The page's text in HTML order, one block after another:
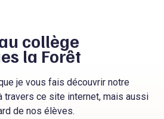
collège
la Forêt
je vous fais découvrir notre
travers ce site internet, mais aussi
de nos élèves.